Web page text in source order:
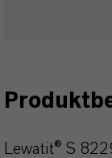
Lewatit® S